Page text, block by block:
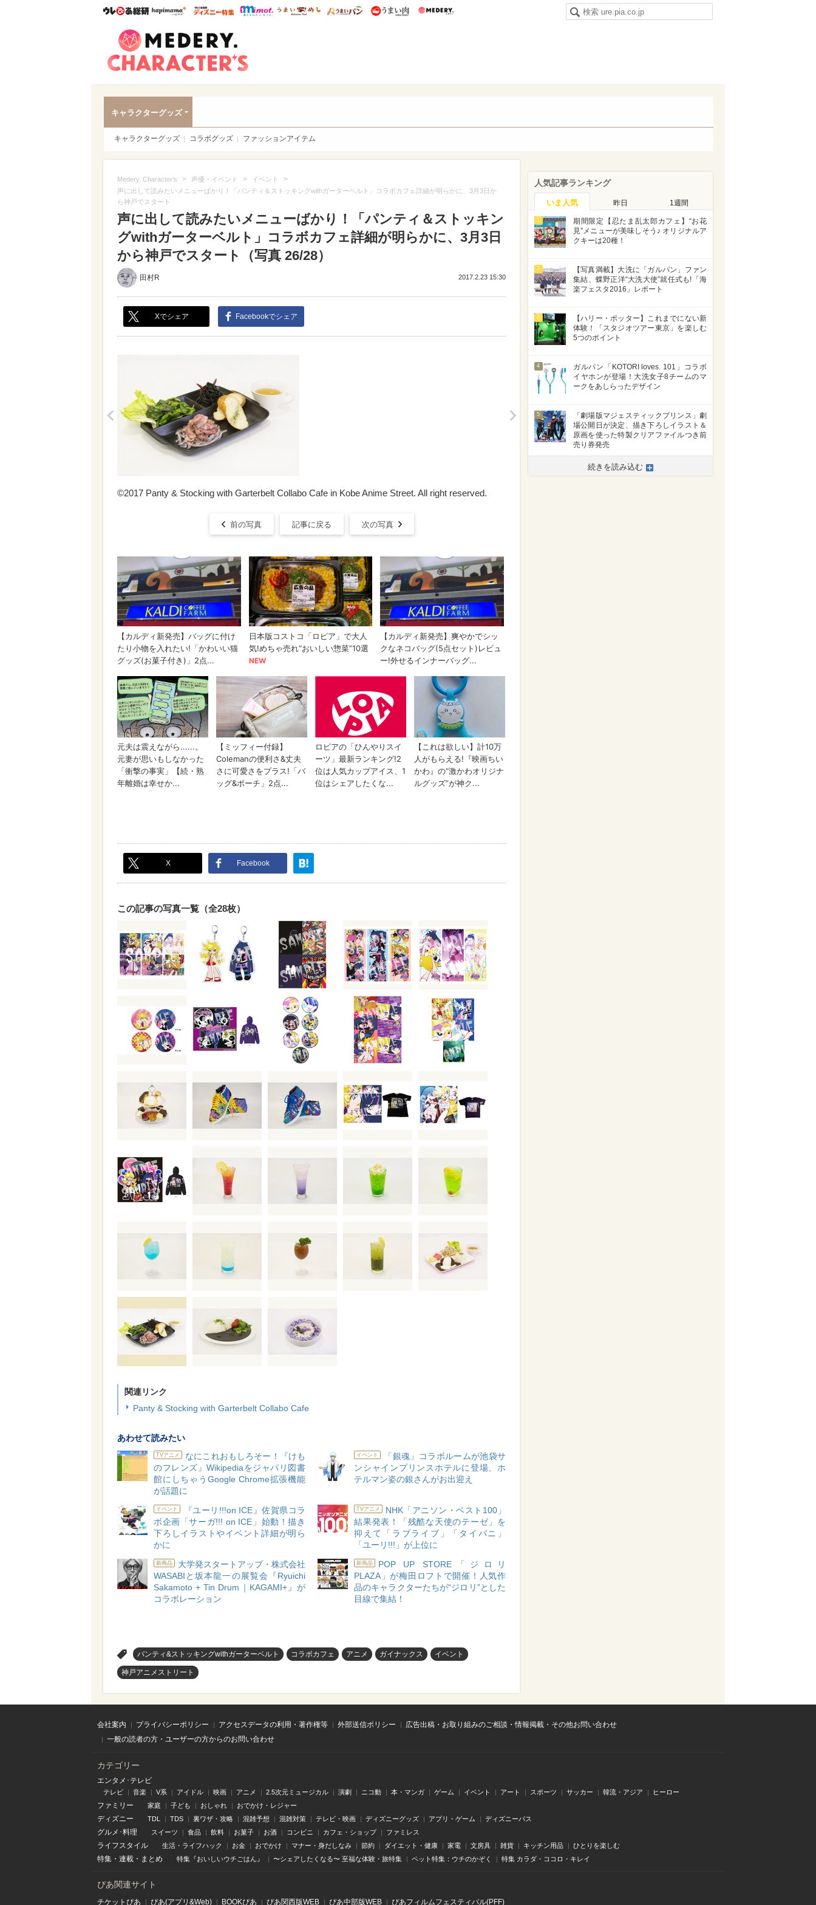
ウレぴあ総研ハピママ* ウレぴあ総研 ディズニー特集
mimot. うまいめし うまいパン うまい肉
キャラクターグッズ
キャラクターグッズ コラボグッズ ファッションアイテム
Medery. Character's > 声優・イベント > イベント >
声に出して読みたいメニューばかり！「パンティ＆ストッキングwithガーターベルト」コラボカフェ詳細が明らかに、3月3日か
ら神戸でスタート
声に出して読みたいメニューばかり！「パンティ＆ストッキン
グwithガーターベルト」コラボカフェ詳細が明らかに、3月3日
から神戸でスタート（写真 26/28）
田村R 2017.2.23 15:30
Xでシェア Facebookでシェア
>
©2017 Panty & Stocking with Garterbelt Collabo Cafe in Kobe Anime Street. All right reserved.
前の写真 記事に戻る 次の写真
X Facebook
この記事の写真一覧（全28枚）
関連リンク
Panty & Stocking with Garterbelt Collabo Cafe
あわせて読みたい
TVアニメ
なにこれおもしろそー！『けも
のフレンズ』Wikipediaをジャパリ図書
館にしちゃうGoogle Chrome拡張機能
が話題に
イベント
「銀魂」コラボルームが池袋サ
ンシャインプリンスホテルに登場、ホ
テルマン姿の銀さんがお出迎え
イベント
『ユーリ!!!on ICE』佐賀県コラ
ボ企画「サーガ!!! on ICE」始動！描き
下ろしイラストやイベント詳細が明ら
かに
TVアニメ
NHK「アニソン・ベスト100」
結果発表！「残酷な天使のテーゼ」を
抑えて「ラブライブ」「タイバニ」
「ユーリ!!!」が上位に
新商品
大学発スタートアップ・株式会社
WASABIと坂本龍一の展覧会『Ryuichi
Sakamoto + Tin Drum｜KAGAMI+』が
コラボレーション
新商品
POP UP STORE「ジロリ
PLAZA」が梅田ロフトで開催！人気作
品のキャラクターたちが“ジロリ”とした
目線で集結！
パンティ&ストッキングwithガーターベルト コラボカフェ アニメ ガイナックス イベント
神戸アニメストリート
人気記事ランキング
いま人気 昨日 1週間
1
期間限定【忍たま乱太郎カフェ】“お花
見”メニューが美味しそう♪ オリジナルア
クキーは20種！
2
【写真満載】大洗に「ガルパン」ファン
集結、蝶野正洋“大洗大使”就任式も!「海
楽フェスタ2016」レポート
3
【ハリー・ポッター】これまでにない新
体験！「スタジオツアー東京」を楽しむ
5つのポイント
4
ガルパン「KOTORI loves. 101」コラボ
イヤホンが登場！大洗女子8チームのマ
ークをあしらったデザイン
5
「劇場版マジェスティックプリンス」劇
場公開日が決定、描き下ろしイラスト＆
原画を使った特製クリアファイルつき前
売り券発売
続きを読み込む
会社案内 プライバシーポリシー アクセスデータの利用・著作権等 外部送信ポリシー
広告出稿・お取り組みのご相談・情報掲載・その他お問い合わせ
一般の読者の方・ユーザーの方からのお問い合わせ
カテゴリー
エンタメ･テレビ
テレビ 音楽 V系 アイドル 映画 アニメ 2.5次元ミュージカル 演劇 ニコ動 本・マンガ ゲーム イベント アート スポーツ サッカー 韓流・アジア ヒーロー
ファミリー 家庭 子ども おしゃれ おでかけ・レジャー
ディズニー TDL TDS 裏ワザ・攻略 混雑予想 混雑対策 テレビ・映画 ディズニーグッズ アプリ・ゲーム ディズニーパス
グルメ･料理 スイーツ 食品 飲料 お菓子 お酒 コンビニ カフェ・ショップ ファミレス
ライフスタイル 生活・ライフハック お金 おでかけ マナー・身だしなみ 節約 ダイエット・健康 家電 文房具 雑貨 キッチン用品 ひとりを楽しむ
特集 ・ 連載 ・ まとめ 特集『おいしいウチごはん』 〜シェアしたくなる〜 至福な体験・旅特集 ペット特集：ウチのかぞく 特集 カラダ・ココロ・キレイ
ぴあ関連サイト
チケットぴあ ぴあ(アプリ&Web) BOOKぴあ ぴあ関⻄版WEB ぴあ中部版WEB ぴあフィルムフェスティバル(PFF)